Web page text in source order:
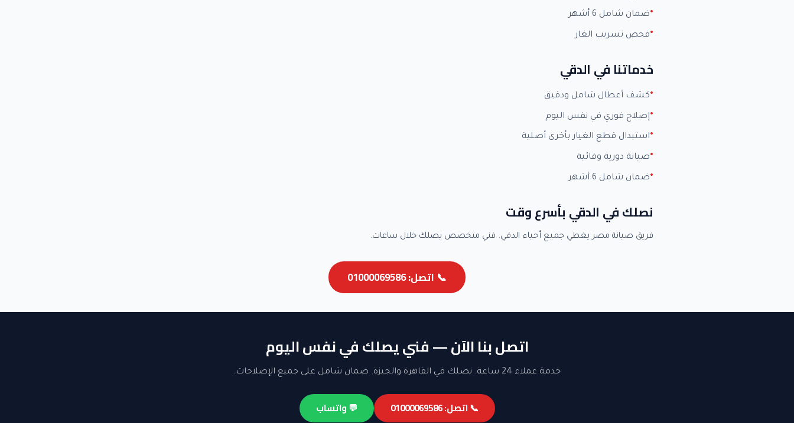
ضمان شامل 6 أشهر
فحص تسريب الغاز
خدماتنا في الدقي
كشف أعطال شامل ودقيق
إصلاح فوري في نفس اليوم
استبدال قطع الغيار بأخرى أصلية
صيانة دورية وقائية
ضمان شامل 6 أشهر
نصلك في الدقي بأسرع وقت
فريق صيانة مصر يغطي جميع أحياء الدقي. فني متخصص يصلك خلال ساعات.
📞 اتصل: 01000069586
اتصل بنا الآن — فني يصلك في نفس اليوم
خدمة عملاء 24 ساعة. نصلك في القاهرة والجيزة. ضمان شامل على جميع الإصلاحات.
📞 اتصل: 01000069586 💬 واتساب